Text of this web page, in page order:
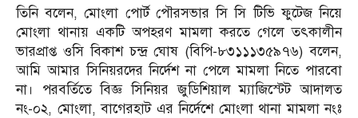
তিনি বলেন, মোংলা পোর্ট পৌরসভার সি সি টিভি ফুটেজ নিয়ে
মোংলা থানায় একটি অপহরণ মামলা করতে গেলে তৎকালীন
ভারপ্রাপ্ত ওসি বিকাশ চন্দ্র ঘোষ (বিপি-৮৩১১১৩৫৯৭৬) বলেন,
আমি আমার সিনিয়রদের নির্দেশ না পেলে মামলা নিতে পারবো
না। পরবর্তিতে বিজ্ঞ সিনিয়র জুডিশিয়াল ম্যাজিস্টেট আদালত
নং-০২, মোংলা, বাগেরহাট এর নির্দেশে মোংলা থানা মামলা নংঃ